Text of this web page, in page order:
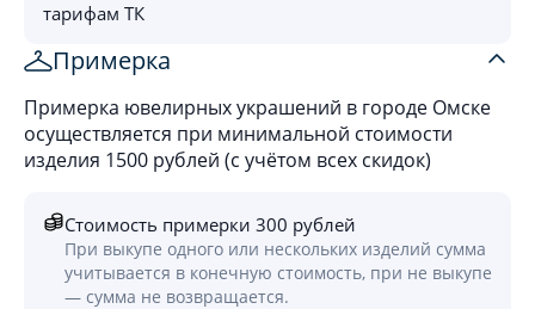
тарифам ТК
Примерка
Примерка ювелирных украшений в городе Омске
осуществляется при минимальной стоимости
изделия 1500 рублей (с учётом всех скидок)
Стоимость примерки 300 рублей
При выкупе одного или нескольких изделий сумма
учитывается в конечную стоимость, при не выкупе
— сумма не возвращается.